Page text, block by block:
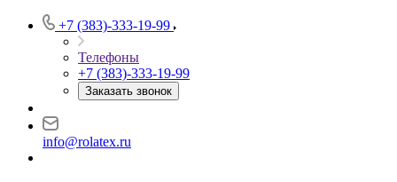
+7 (383)-333-19-99
Телефоны
+7 (383)-333-19-99
Заказать звонок
info@rolatex.ru